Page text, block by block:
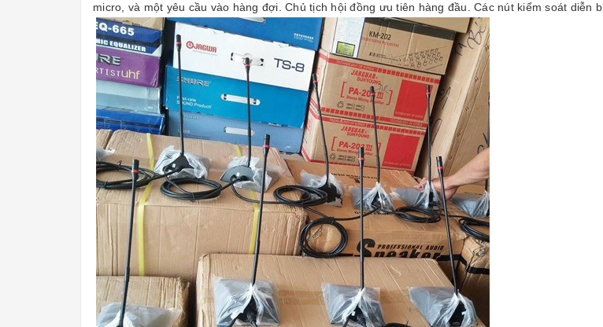
micro, và một yêu cầu vào hàng đợi. Chủ tịch hội đồng ưu tiên hàng đầu. Các nút kiểm soát diễn